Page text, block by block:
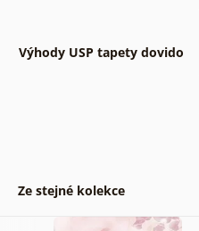
Výhody USP tapety dovido
Ze stejné kolekce